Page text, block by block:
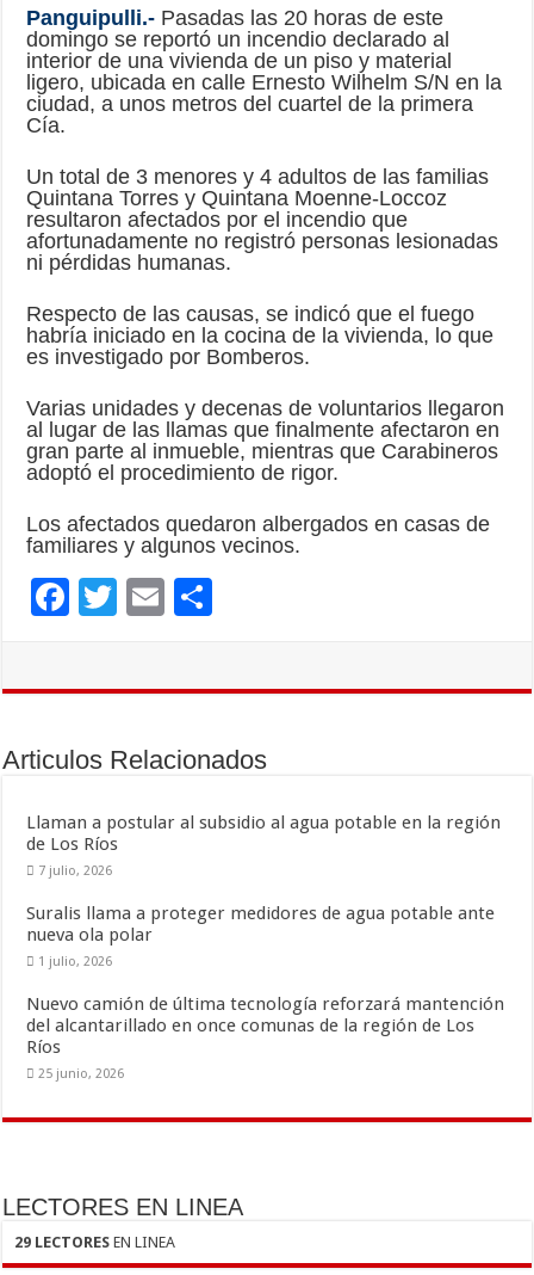
Panguipulli.- Pasadas las 20 horas de este
domingo se reportó un incendio declarado al
interior de una vivienda de un piso y material
ligero, ubicada en calle Ernesto Wilhelm S/N en la
ciudad, a unos metros del cuartel de la primera
Cía.
Un total de 3 menores y 4 adultos de las familias
Quintana Torres y Quintana Moenne-Loccoz
resultaron afectados por el incendio que
afortunadamente no registró personas lesionadas
ni pérdidas humanas.
Respecto de las causas, se indicó que el fuego
habría iniciado en la cocina de la vivienda, lo que
es investigado por Bomberos.
Varias unidades y decenas de voluntarios llegaron
al lugar de las llamas que finalmente afectaron en
gran parte al inmueble, mientras que Carabineros
adoptó el procedimiento de rigor.
Los afectados quedaron albergados en casas de
familiares y algunos vecinos.
F
o
k
T
E
ar
r
Articulos Relacionados
Llaman a postular al subsidio al agua potable en la región
de Los Ríos
7 julio, 2026
Suralis llama a proteger medidores de agua potable ante
nueva ola polar
1 julio, 2026
Nuevo camión de última tecnología reforzará mantención
del alcantarillado en once comunas de la región de Los
Ríos
25 junio, 2026
LECTORES EN LINEA
29 LECTORES EN LINEA